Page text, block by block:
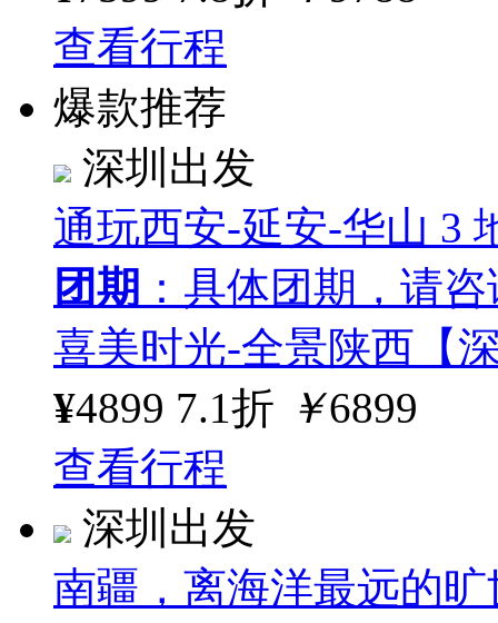
查看行程
爆款推荐
深圳出发
通玩西安-延安-华山 3
团期 ：具体团期，请
喜美时光-全景陕西【
¥4899 7.1折 ￥6899
查看行程
深圳出发
南疆，离海洋最远的